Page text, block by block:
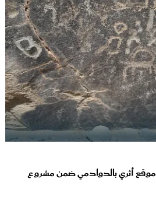
اكتشاف أكثر من 100 موقع أثري بالدوادمي ضمن مشروع